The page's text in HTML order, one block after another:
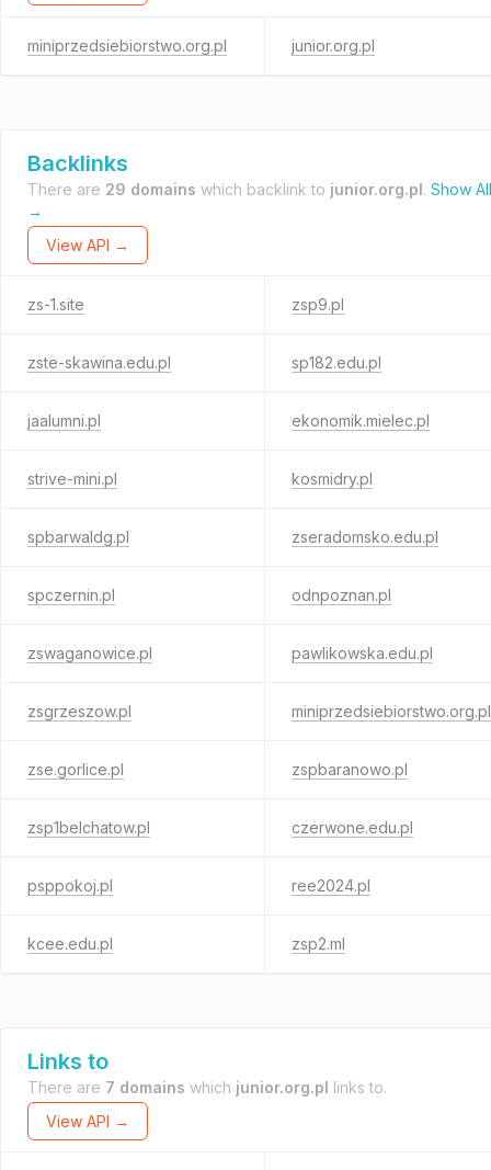
miniprzedsiebiorstwo.org.pl junior.org.pl
Backlinks
There are 29 domains which backlink to junior.org.pl. Show All
→
View API →
zs-1.site zsp9.pl
zste-skawina.edu.pl sp182.edu.pl
jaalumni.pl ekonomik.mielec.pl
strive-mini.pl kosmidry.pl
spbarwaldg.pl zseradomsko.edu.pl
spczernin.pl odnpoznan.pl
zswaganowice.pl pawlikowska.edu.pl
zsgrzeszow.pl miniprzedsiebiorstwo.org.pl
zse.gorlice.pl zspbaranowo.pl
zsp1belchatow.pl czerwone.edu.pl
psppokoj.pl ree2024.pl
kcee.edu.pl zsp2.ml
Links to
There are 7 domains which junior.org.pl links to.
View API →